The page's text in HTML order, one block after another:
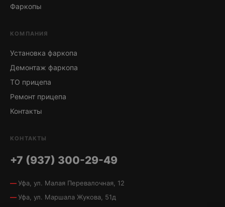
Фаркопы
КОМПАНИЯ
Установка фаркопа
Демонтаж фаркопа
ТО прицепа
Ремонт прицепа
Контакты
КОНТАКТЫ
+7 (937) 300-29-49
Уфа, ул. Малая Перевалочная, 12
Уфа, ул. Маршала Жукова, 51д